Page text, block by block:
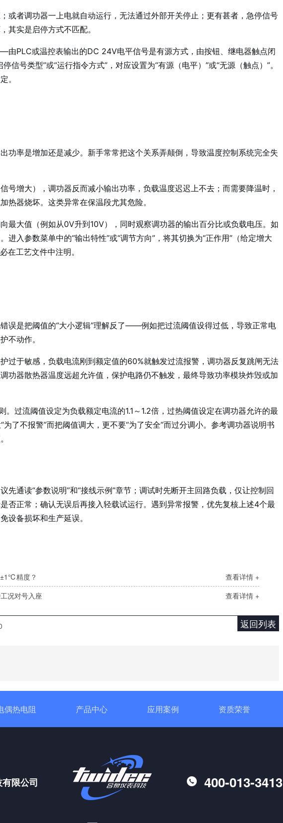
或者调功器一上电就自动运行，无法通过外部开关停止；更有甚者，急停信号
其实是启停方式不匹配。
PLC或温控表输出的DC 24V电平信号是有源方式，由按钮、继电器触点闭
号类型”或“运行指令方式”，对应设置为“有源（电平）”或“无源（触点）”。
。
功率是增加还是减少。新手常常把这个关系弄颠倒，导致温度控制系统完全失
号增大），调功器反而减小输出功率，负载温度迟迟上不去；而需要降温时，
热器烧坏。这类异常在保温段尤其危险。
最大值（例如从0V升到10V），同时观察调功器的输出百分比或负载电压。如
入参数菜单中的“输出特性”或“调节方向”，将其切换为“正作用”（给定增大
在工艺文件中注明。
误是把阈值的“大小逻辑”理解反了——例如把过流阈值设得过低，导致正常电
不动作。
过于敏感，负载电流刚到额定值的60%就触发过流报警，调功器反复跳闸无法
功器散热器温度远超允许值，保护电路仍不触发，最终导致功率模块炸毁或加
。过流阈值设定为负载额定电流的1.1～1.2倍，过热阈值设定在调功器允许的最
了不报警”而把阈值调大，更不要“为了安全”而过分调小。参考调功器说明书
通读“参数说明”和“接线示例”章节；调试时先断开主回路负载，仅让控制回
否正常；确认无误后再接入轻载试运行。遇到异常报警，优先复核上述4个最
设备损坏和生产延误。
查看详情 +
±1℃精度？
查看详情 +
况对号入座
返回列表
偶热电阻 产品中心 应用案例 资质荣誉
限公司 400-013-3413